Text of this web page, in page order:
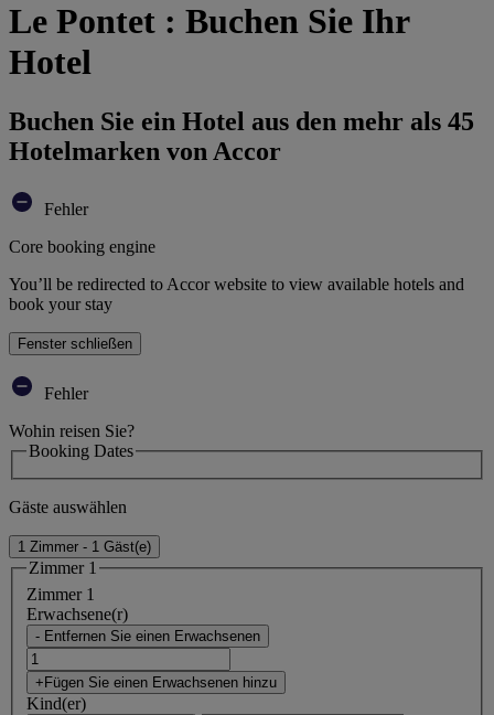
Le Pontet : Buchen Sie Ihr
Hotel
Buchen Sie ein Hotel aus den mehr als 45
Hotelmarken von Accor
Fehler
Core booking engine
You’ll be redirected to Accor website to view available hotels and
book your stay
Fenster schließen
Fehler
Wohin reisen Sie?
Booking Dates
Gäste auswählen
1 Zimmer - 1 Gäst(e)
Zimmer 1
Zimmer 1
Erwachsene(r)
- Entfernen Sie einen Erwachsenen
+Fügen Sie einen Erwachsenen hinzu
Kind(er)